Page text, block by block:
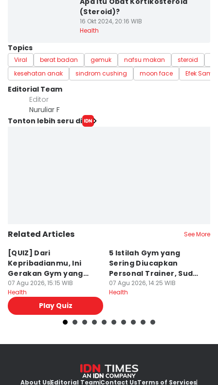
(Steroid)?
16 Okt 2024, 20:16 WIB
Health
Topics
Viral berat badan gemuk nafsu makan steroid
kesehatan anak
sindrom cushing moon face Efek
Editorial Team
Editor
Nuruliar F
Tonton lebih seru di
Related Articles See More
[QUIZ] Dari
Kepribadianmu, Ini
Gerakan Gym yang
Cocok Dicoba
07 Agu 2026, 15:15 WIB
Health
Play Quiz
5 Istilah Gym yang
Sering Diucapkan
Personal Trainer, Sudah
Tahu?
07 Agu 2026, 14:25 WIB
Health
About UsEditorial TeamContact UsTerms of Services